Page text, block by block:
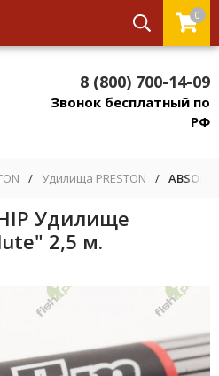
0
8 (800) 700-14-09
Звонок бесплатный по
РФ
/ Удилища PRESTON /
Удилище
2,5 м.